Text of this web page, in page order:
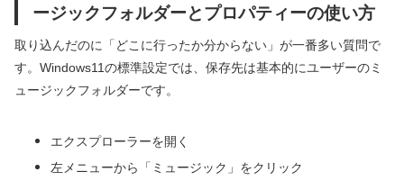
ージックフォルダーとプロパティーの使い方
取り込んだのに「どこに行ったか分からない」が一番多い質問で
す。Windows11の標準設定では、保存先は基本的にユーザーのミ
ュージックフォルダーです。
エクスプローラーを開く
左メニューから「ミュージック」をクリック